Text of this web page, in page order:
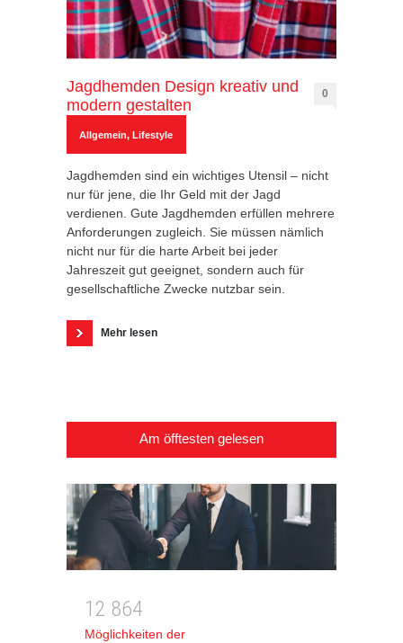
Jagdhemden Design kreativ und
modern gestalten
0
Allgemein, Lifestyle
Jagdhemden sind ein wichtiges Utensil – nicht
nur für jene, die Ihr Geld mit der Jagd
verdienen. Gute Jagdhemden erfüllen mehrere
Anforderungen zugleich. Sie müssen nämlich
nicht nur für die harte Arbeit bei jeder
Jahreszeit gut geeignet, sondern auch für
gesellschaftliche Zwecke nutzbar sein.
Mehr lesen
Am öfftesten gelesen
1 2 864
Möglichkeiten der